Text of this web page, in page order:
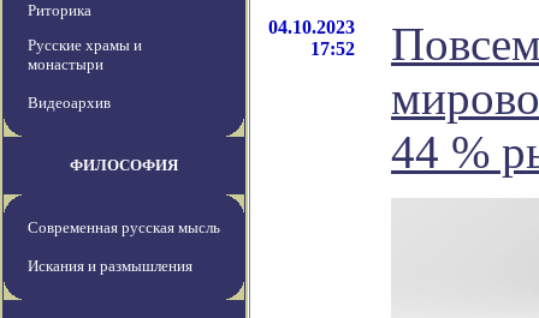
Риторика
Русские храмы и
монастыри
Видеоархив
ФИЛОСОФИЯ
Современная русская мысль
Искания и размышления
04.10.2023
17:52
44 %